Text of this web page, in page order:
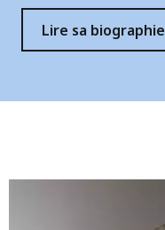
Lire sa biographie